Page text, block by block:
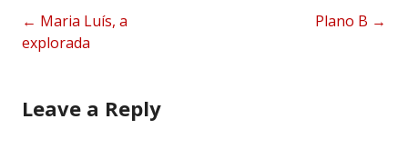
Post
navigation
← Maria Luís, a
explorada
Plano B →
Leave a Reply